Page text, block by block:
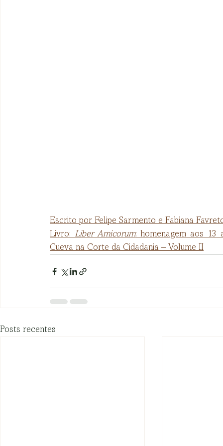
Escrito por Felipe Sarmento e Fabiana
Livro: Liber Amicorum: homenagem aos 13
Cueva na Corte da Cidadania – Volume II
Posts recentes